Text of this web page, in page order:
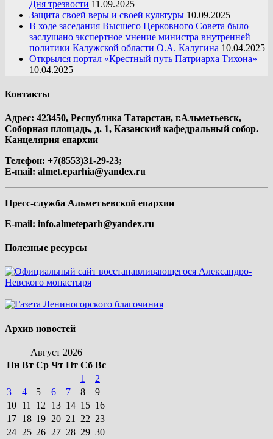
Дня трезвости 11.09.2025
Защита своей веры и своей культуры 10.09.2025
В ходе заседания Высшего Церковного Совета было
заслушано экспертное мнение министра внутренней
политики Калужской области О.А. Калугина 10.04.2025
Открылся портал «Крестный путь Патриарха Тихона»
10.04.2025
Контакты
Адрес: 423450, Республика Татарстан, г.Альметьевск,
Соборная площадь, д. 1, Казанский кафедральный собор.
Канцелярия епархии
Телефон: +7(8553)31-29-23;
E-mail: almet.eparhia@yandex.ru
Пресс-служба Альметьевской епархии
E-mail: info.almeteparh@yandex.ru
Полезные ресурсы
Архив новостей
Август 2026
Пн Вт Ср Чт Пт Сб Вс
1
2
3
4 5 6 7 8
9
10 11 12 13 14 15 16
17 18 19 20 21 22 23
24 25 26 27 28 29 30